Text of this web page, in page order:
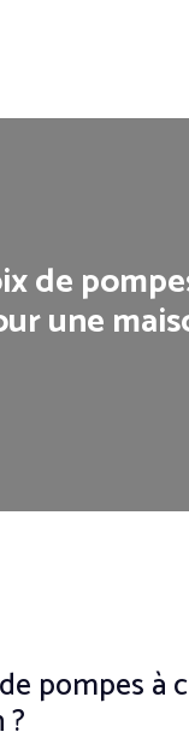
de
une
pompes à